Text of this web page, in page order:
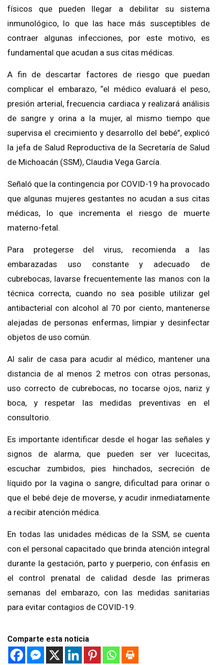
físicos que pueden llegar a debilitar su sistema
inmunológico, lo que las hace más susceptibles de
contraer algunas infecciones, por este motivo, es
fundamental que acudan a sus citas médicas.
A fin de descartar factores de riesgo que puedan
complicar el embarazo, “el médico evaluará el peso,
presión arterial, frecuencia cardiaca y realizará análisis
de sangre y orina a la mujer, al mismo tiempo que
supervisa el crecimiento y desarrollo del bebé”, explicó
la jefa de Salud Reproductiva de la Secretaría de Salud
de Michoacán (SSM), Claudia Vega García.
Señaló que la contingencia por COVID-19 ha provocado
que algunas mujeres gestantes no acudan a sus citas
médicas, lo que incrementa el riesgo de muerte
materno-fetal.
Para protegerse del virus, recomienda a las
embarazadas uso constante y adecuado de
cubrebocas, lavarse frecuentemente las manos con la
técnica correcta, cuando no sea posible utilizar gel
antibacterial con alcohol al 70 por ciento, mantenerse
alejadas de personas enfermas, limpiar y desinfectar
objetos de uso común.
Al salir de casa para acudir al médico, mantener una
distancia de al menos 2 metros con otras personas,
uso correcto de cubrebocas, no tocarse ojos, nariz y
boca, y respetar las medidas preventivas en el
consultorio.
Es importante identificar desde el hogar las señales y
signos de alarma, que pueden ser ver lucecitas,
escuchar zumbidos, pies hinchados, secreción de
líquido por la vagina o sangre, dificultad para orinar o
que el bebé deje de moverse, y acudir inmediatamente
a recibir atención médica.
En todas las unidades médicas de la SSM, se cuenta
con el personal capacitado que brinda atención integral
durante la gestación, parto y puerperio, con énfasis en
el control prenatal de calidad desde las primeras
semanas del embarazo, con las medidas sanitarias
para evitar contagios de COVID-19.
Comparte esta noticia